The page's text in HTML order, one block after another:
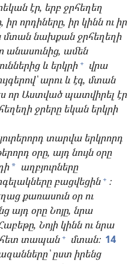
էր, երբ ջրհեղեղ
իր որդիները, իր կինն ու իր
նախքան ջրհեղեղի
անասունից, ամեն
և երկրի + վրա
արու և էգ, մտան
որ Աստված պատվիրել էր
ջրերը եկան երկրի
տարվա երկրորդ
օրը, այդ նույն օրը
* աղբյուրները
բացվեցին + ։
քառասուն օր ու
այդ օրը Նոյը, նրա
Նոյի կինն ու նրա
հետ տապան + մտան։ 14
ըստ իրենց